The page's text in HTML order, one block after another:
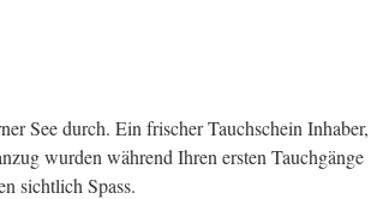
See durch. Ein frischer Tauchschein Inhaber,
wurden während Ihren ersten Tauchgänge
sichtlich Spass.